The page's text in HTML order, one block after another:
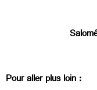
Pour aller plus loin :